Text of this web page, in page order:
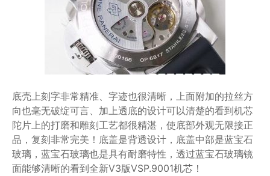
底壳上刻字非常精准、字迹也很清晰，上面附加的拉丝方
向也毫无破绽可言、加上透底的设计可以清楚的看到机芯
陀片上的打磨和雕刻工艺都很精湛，使底部外观无限接正
品，复刻非常完美！底盖是背透设计，底盖中部是蓝宝石
玻璃，蓝宝石玻璃也是具有耐磨特性，透过蓝宝石玻璃镜
面能够清晰的看到全新V3版VSP.9001机芯！